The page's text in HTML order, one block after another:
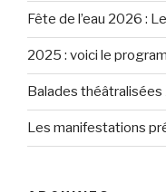
Fête de l’eau 2026 :
2025 : voici le
Balades
Les manifestations